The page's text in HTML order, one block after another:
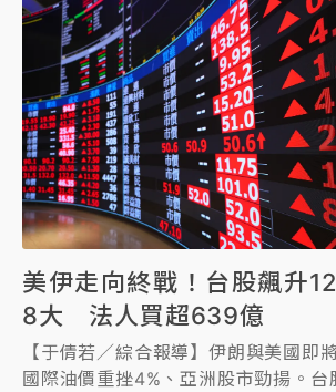
美伊走向終戰！台股飆升
8大 法人買超639億
【于倩若／綜合報導】伊朗與美國即
國際油價重挫4%、亞洲股市勁揚。台